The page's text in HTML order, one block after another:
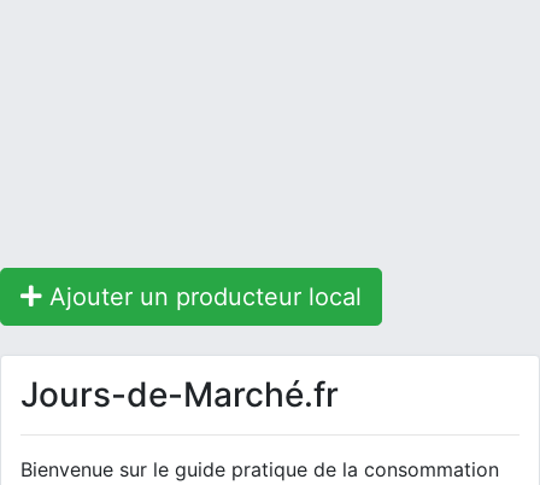
Ajouter un producteur local
Jours-de-Marché.fr
Bienvenue sur le guide pratique de la consommation